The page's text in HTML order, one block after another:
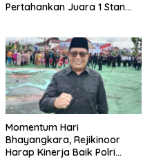
Pertahankan Juara 1 Stan
Momentum Hari
Bhayangkara, Rejikinoor
Harap Kinerja Baik Polri